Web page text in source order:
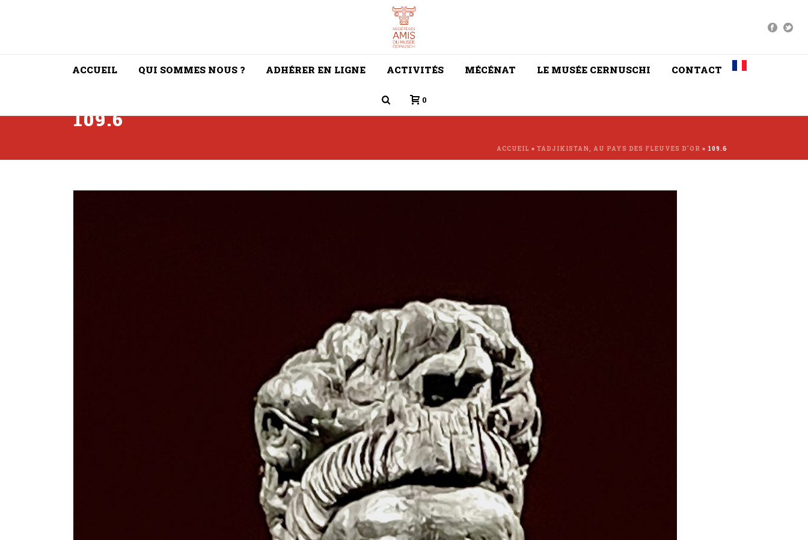
ACCUEIL QUI SOMMES NOUS ? ADHÉRER EN LIGNE ACTIVITÉS MÉCÉNAT LE MUSÉE CERNUSCHI CONTACT
0
109.6
ACCUEIL » TADJIKISTAN, AU PAYS DES FLEUVES D’OR » 109.6